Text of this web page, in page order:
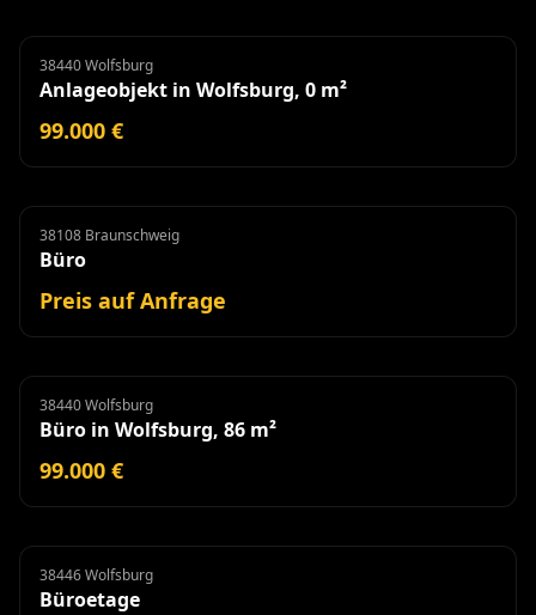
Anlageobjekt
38440 Wolfsburg
Anlageobjekt in Wolfsburg, 0 m²
99.000 €
Büro Miete
38108 Braunschweig
Büro
Preis auf Anfrage
Büro
38440 Wolfsburg
Büro in Wolfsburg, 86 m²
99.000 €
Büroetage Miete
38446 Wolfsburg
Büroetage